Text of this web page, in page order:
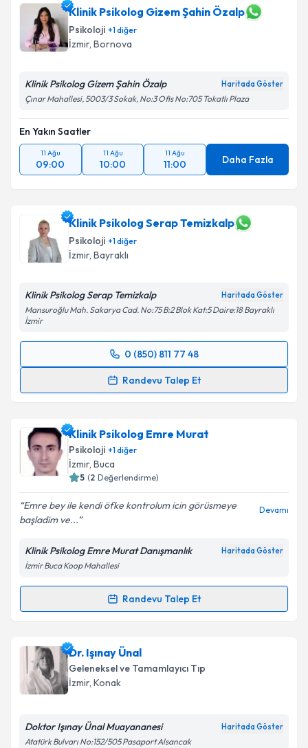
Klinik Psikolog Gizem Şahin Özalp
Psikoloji +1diğer
İzmir, Bornova
Klinik Psikolog Gizem Şahin Özalp Haritada Göster
Çınar Mahallesi, 5003/3 Sokak, No:3 Ofis No:705 Tokatlı Plaza
En Yakın Saatler
11 Ağu
09:00
11 Ağu
10:00
11 Ağu
11:00 Daha Fazla
Klinik Psikolog Serap Temizkalp
Psikoloji +1diğer
İzmir, Bayraklı
Klinik Psikolog Serap Temizkalp Haritada Göster
Mansuroğlu Mah. Sakarya Cad. No:75 B:2 Blok Kat:5 Daire:18 Bayraklı
İzmir
0 (850) 811 77 48
Randevu Talep Et
Randevu Takvimi Talebi
almanız için bir takvim hazırlandığında e-posta ile
bilgilendireceğiz.
E-posta Adresiniz
Metni'ni okudum ve kişisel verilerimin belirtilen
kapsamda işlenmesini kabul ediyorum.
Takvim Talebini Gönder
Klinik Psikolog Emre Murat
Psikoloji +1diğer
İzmir, Buca
5 (2 Değerlendirme)
Emre bey ile kendi öfke kontrolum icin görüsmeye
başladim ve...
Devamı
Klinik Psikolog Emre Murat Danışmanlık Haritada Göster
İzmir Buca Koop Mahallesi
Randevu Talep Et
Randevu Takvimi Talebi
Klinik Psikolog Emre Murat
talebi oluşturun. Size bu uzmandan randevu almanız
için bir takvim hazırlandığında e-posta ile
bilgilendireceğiz.
E-posta Adresiniz
Dr. Işınay Ünal
Geleneksel ve Tamamlayıcı Tıp
İzmir, Konak
Doktor Işınay Ünal Muayananesi Haritada Göster
Atatürk Bulvarı No:152/505 Pasaport Alsancak